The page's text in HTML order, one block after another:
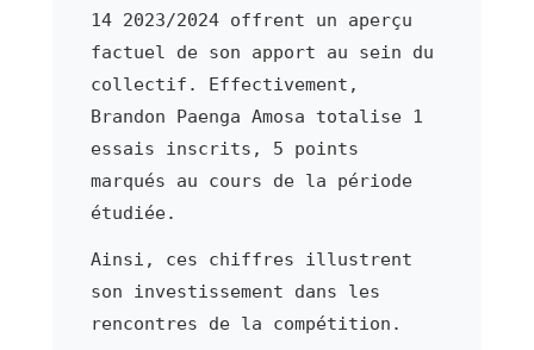
14 2023/2024 offrent un aperçu
factuel de son apport au sein du
collectif. Effectivement,
Brandon Paenga Amosa totalise 1
essais inscrits, 5 points
marqués au cours de la période
étudiée.
Ainsi, ces chiffres illustrent
son investissement dans les
rencontres de la compétition.